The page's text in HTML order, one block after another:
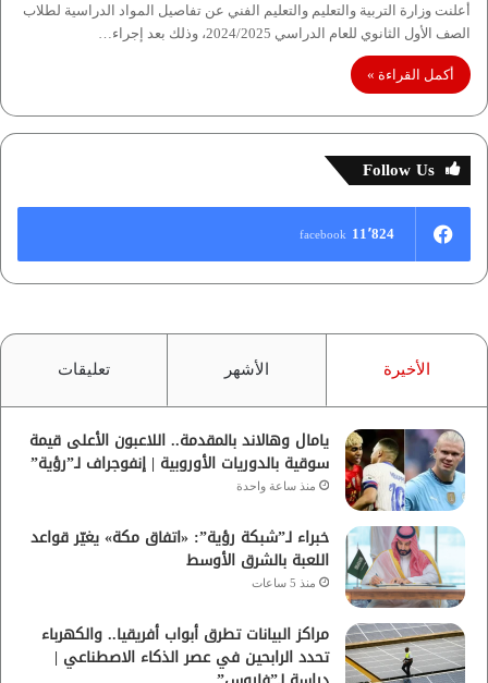
أعلنت وزارة التربية والتعليم والتعليم الفني عن تفاصيل المواد الدراسية لطلاب
الصف الأول الثانوي للعام الدراسي 2024/2025، وذلك بعد إجراء…
أكمل القراءة »
Follow Us
11٬824 facebook
الأخيرة الأشهر تعليقات
يامال وهالاند بالمقدمة.. اللاعبون الأعلى قيمة
سوقية بالدوريات الأوروبية | إنفوجراف لـ”رؤية”
منذ ساعة واحدة
خبراء لـ”شبكة رؤية”: «اتفاق مكة» يغيّر قواعد
اللعبة بالشرق الأوسط
منذ 5 ساعات
مراكز البيانات تطرق أبواب أفريقيا.. والكهرباء
تحدد الرابحين في عصر الذكاء الاصطناعي |